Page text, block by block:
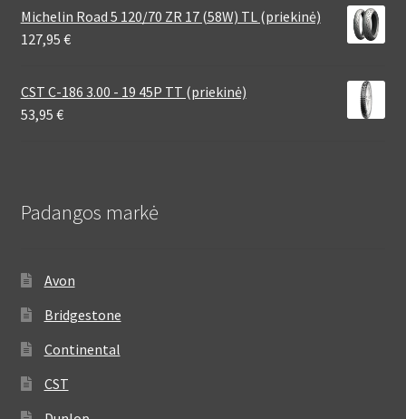
Michelin Road 5 120/70 ZR 17 (58W) TL (priekinė)
127,95 €
CST C-186 3.00 - 19 45P TT (priekinė)
53,95 €
Padangos markė
Avon
Bridgestone
Continental
CST